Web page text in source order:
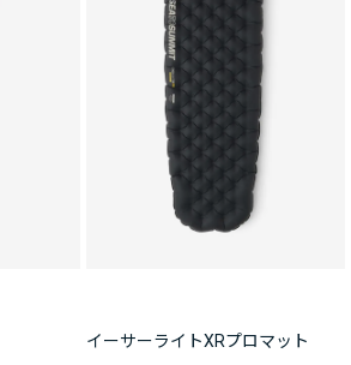
イーサーライトXRプロマット